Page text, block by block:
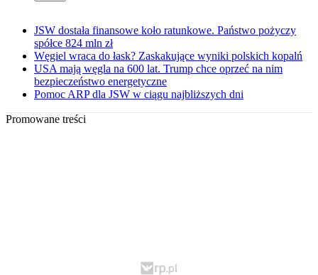
JSW dostała finansowe koło ratunkowe. Państwo pożyczy
spółce 824 mln zł
Węgiel wraca do łask? Zaskakujące wyniki polskich kopalń
USA mają węgla na 600 lat. Trump chce oprzeć na nim
bezpieczeństwo energetyczne
Pomoc ARP dla JSW w ciągu najbliższych dni
Promowane treści